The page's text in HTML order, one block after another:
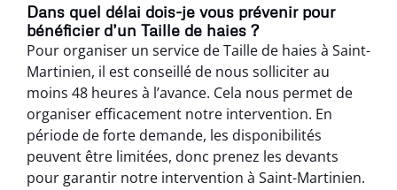
Dans quel délai dois-je vous prévenir pour
bénéficier d’un Taille de haies ?
Pour organiser un service de Taille de haies à Saint-
Martinien, il est conseillé de nous solliciter au
moins 48 heures à l’avance. Cela nous permet de
organiser efficacement notre intervention. En
période de forte demande, les disponibilités
peuvent être limitées, donc prenez les devants
pour garantir notre intervention à Saint-Martinien.